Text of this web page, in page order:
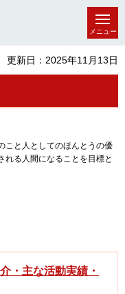
メニュー
更新日：2025年11月13日
こと人としてのほんとうの優
れる人間になることを目標と
・主な活動実績・